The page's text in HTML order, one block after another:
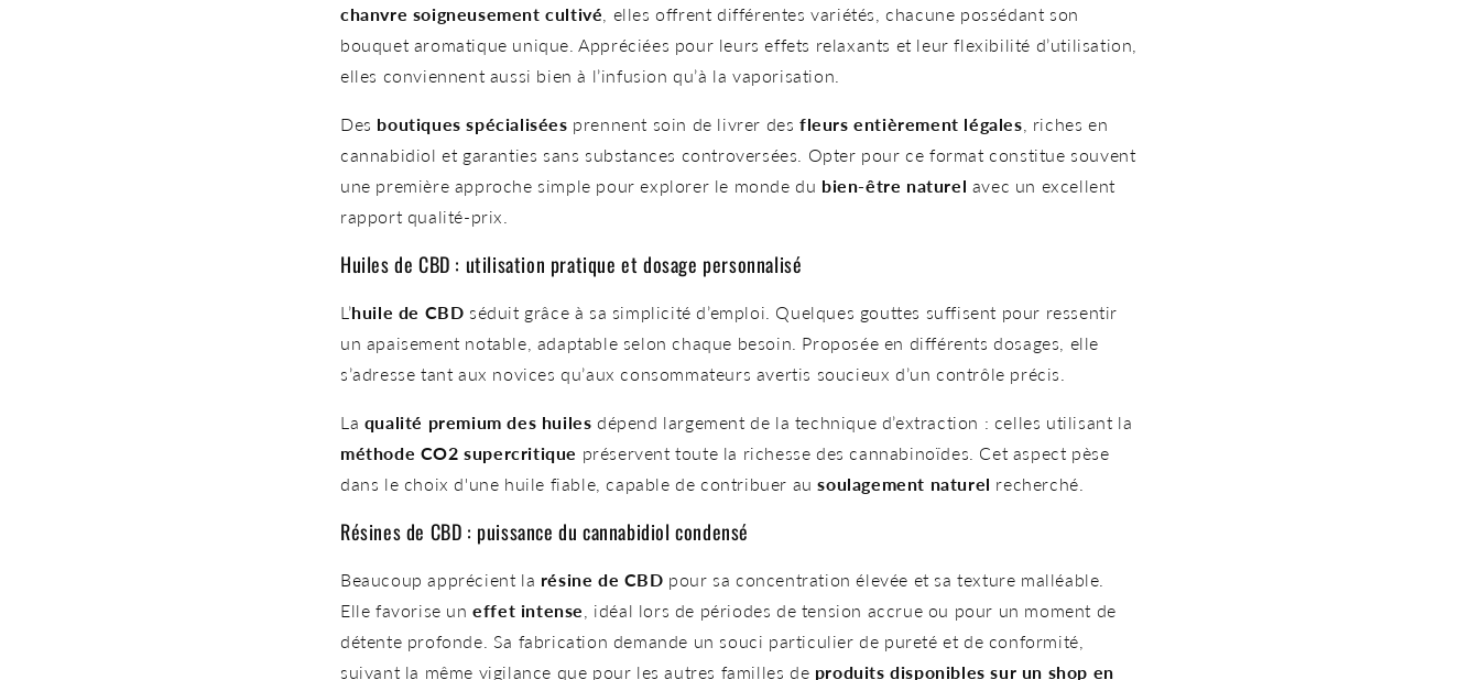
chanvre soigneusement cultivé , elles offrent différentes variétés, chacune possédant son
bouquet aromatique unique. Appréciées pour leurs effets relaxants et leur flexibilité d’utilisation,
elles conviennent aussi bien à l’infusion qu’à la vaporisation.
Des boutiques spécialisées prennent soin de livrer desfleurs entièrement légales , riches en
cannabidiol et garanties sans substances controversées. Opter pour ce format constitue souvent
une première approche simple pour explorer le monde du bien-être naturel avec un excellent
rapport qualité-prix.
Huiles de CBD : utilisation pratique et dosage personnalisé
L’huile de CBD séduit grâce à sa simplicité d’emploi. Quelques gouttes suffisent pour ressentir
un apaisement notable, adaptable selon chaque besoin. Proposée en différents dosages, elle
s’adresse tant aux novices qu’aux consommateurs avertis soucieux d’un contrôle précis.
La qualité premium des huiles dépend largement de la technique d’extraction : celles utilisant la
méthode CO2 supercritique préservent toute la richesse des cannabinoïdes. Cet aspect pèse
dans le choix d'une huile fiable, capable de contribuer ausoulagement naturel recherché.
Résines de CBD : puissance du cannabidiol condensé
Beaucoup apprécient la résine de CBD pour sa concentration élevée et sa texture malléable.
Elle favorise uneffet intense
, idéal lors de périodes de tension accrue ou pour un moment de
détente profonde. Sa fabrication demande un souci particulier de pureté et de conformité,
suivant la même vigilance que pour les autres familles de produits disponibles sur un shop en